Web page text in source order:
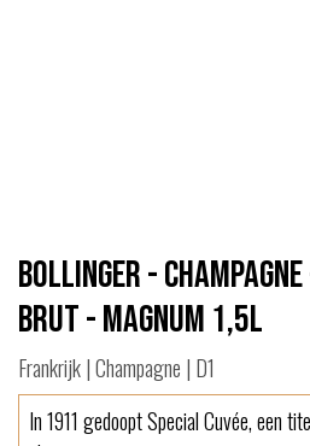
Bollinger - Champagne
Brut - Magnum 1,5L
Frankrijk | Champagne | D1
In 1911 gedoopt Special Cuvée, een